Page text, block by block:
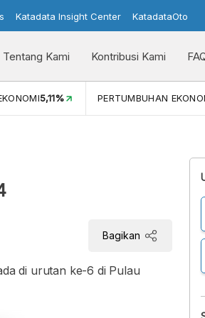
Katadata Insight Center KatadataOto
Tentang Kami Kontribusi Kami
5,11% PERTUMBUHAN
Bagikan
di urutan ke-6 di Pulau